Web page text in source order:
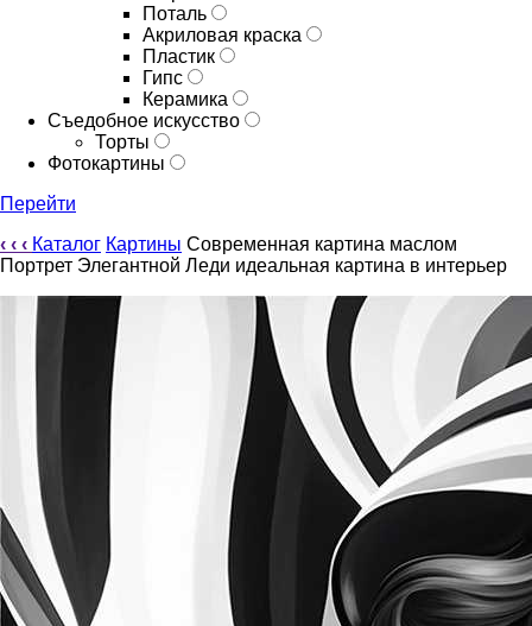
Поталь
Акриловая краска
Пластик
Гипс
Керамика
Съедобное искусство
Торты
Фотокартины
Перейти
‹ ‹ ‹ Каталог Картины Современная картина маслом
Портрет Элегантной Леди идеальная картина в интерьер